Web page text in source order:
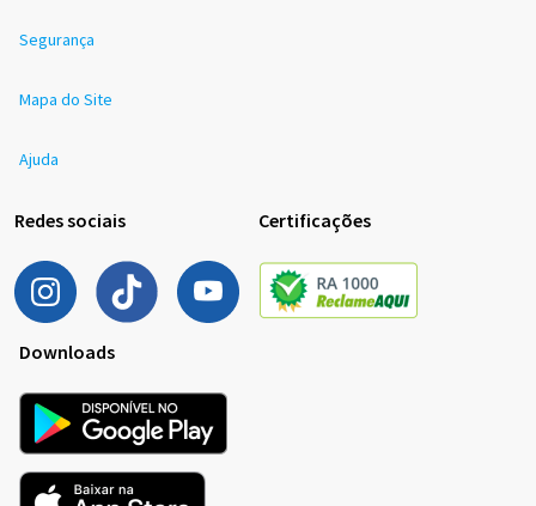
Segurança
Mapa do Site
Ajuda
Redes sociais Certificações
Downloads